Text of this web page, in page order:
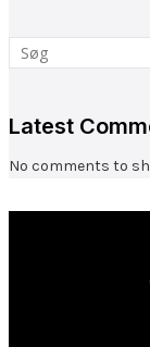
Latest
No comments to